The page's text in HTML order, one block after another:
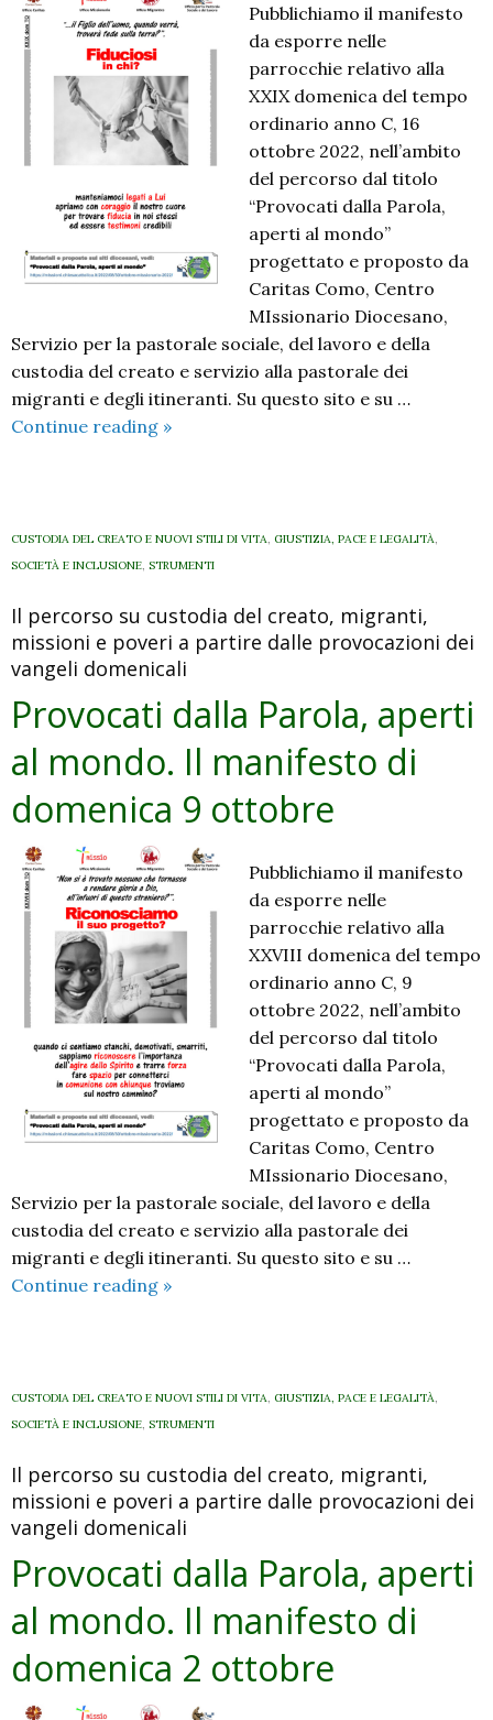
Pubblichiamo il manifesto
da esporre nelle
parrocchie relativo alla
XXIX domenica del tempo
ordinario anno C, 16
ottobre 2022, nell’ambito
del percorso dal titolo
“Provocati dalla Parola,
aperti al mondo”
progettato e proposto da
Caritas Como, Centro
MIssionario Diocesano,
Servizio per la pastorale sociale, del lavoro e della
custodia del creato e servizio alla pastorale dei
migranti e degli itineranti. Su questo sito e su …
Continue reading Provocati
al
mondo.
manifesto
di
domenica
ottobre
»
CUSTODIA DEL CREATO E NUOVI STILI DI VITA, GIUSTIZIA, PACE E LEGALITÀ,
SOCIETÀ E INCLUSIONE, STRUMENTI
Il percorso su custodia del creato, migranti,
missioni e poveri a partire dalle provocazioni dei
vangeli domenicali
Provocati dalla Parola, aperti
al mondo. Il manifesto di
domenica 9 ottobre
Pubblichiamo il manifesto
da esporre nelle
parrocchie relativo alla
XXVIII domenica del tempo
ordinario anno C, 9
ottobre 2022, nell’ambito
del percorso dal titolo
“Provocati dalla Parola,
aperti al mondo”
progettato e proposto da
Caritas Como, Centro
MIssionario Diocesano,
Servizio per la pastorale sociale, del lavoro e della
custodia del creato e servizio alla pastorale dei
migranti e degli itineranti. Su questo sito e su …
Continue reading Provocati
al
mondo.
manifesto
di
domenica
ottobre
»
CUSTODIA DEL CREATO E NUOVI STILI DI VITA, GIUSTIZIA, PACE E LEGALITÀ,
SOCIETÀ E INCLUSIONE, STRUMENTI
Il percorso su custodia del creato, migranti,
missioni e poveri a partire dalle provocazioni dei
vangeli domenicali
Provocati dalla Parola, aperti
al mondo. Il manifesto di
domenica 2 ottobre